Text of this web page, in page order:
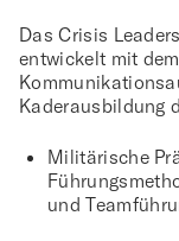
Das Crisis
entwickelt mit dem
Kaderausbildung
Militärische
und